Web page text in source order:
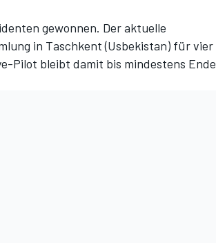
gewonnen. Der aktuelle
in Taschkent (Usbekistan) für vier
Pilot bleibt damit bis mindestens Ende